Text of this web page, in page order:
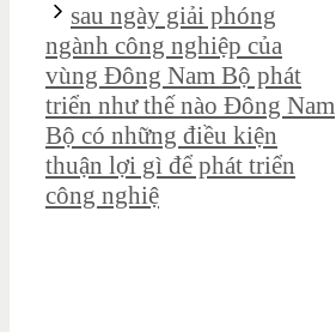
sau ngày giải phóng
ngành công nghiệp của
vùng Đông Nam Bộ phát
triển như thế nào Đông Nam
Bộ có những điều kiện
thuận lợi gì để phát triển
công nghiệ